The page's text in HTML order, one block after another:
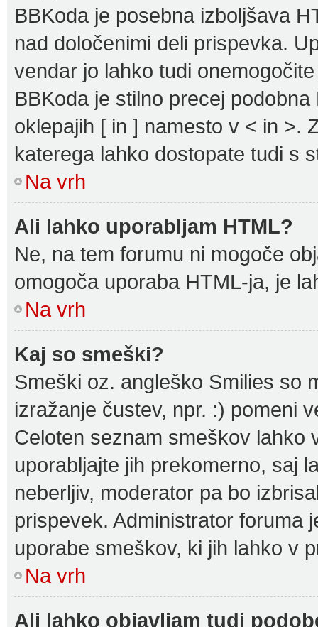
BBKoda je posebna izboljšava
nad določenimi deli prispevka.
vendar jo lahko tudi
BBKoda je stilno precej
oklepajih [ in ] namesto v < in >.
katerega lahko dostopate tudi s
Na vrh
Ali lahko uporabljam HTML?
Ne, na tem forumu ni mogoče
omogoča uporaba HTML-ja, je
Na vrh
Kaj so smeški?
Smeški oz. angleško Smilies so
izražanje čustev, npr. :) pomeni
Celoten seznam smeškov lahko
uporabljajte jih prekomerno, saj
neberljiv, moderator pa bo
prispevek. Administrator foruma
uporabe smeškov, ki jih lahko v
Na vrh
Ali lahko objavljam tudi